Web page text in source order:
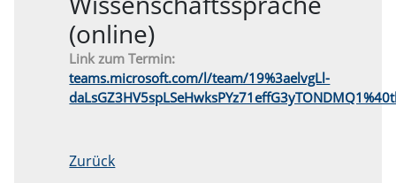
(online)
Link zum Termin:
teams.microsoft.com/l/team/19%3aelvgLl-
Zurück